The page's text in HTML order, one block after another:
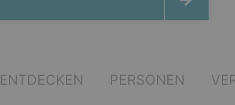
ENTDECKEN PERSONEN